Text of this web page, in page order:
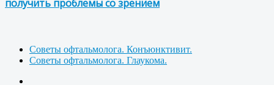
получить проблемы со зрением
Советы офтальмолога. Конъюнктивит.
Советы офтальмолога. Глаукома.